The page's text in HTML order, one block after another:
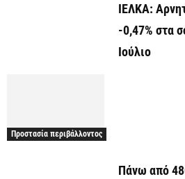
ΙΕΛΚΑ:
-0,47% στα
Ιούλιο
Προστασία περιβάλλοντος
Πάνω από